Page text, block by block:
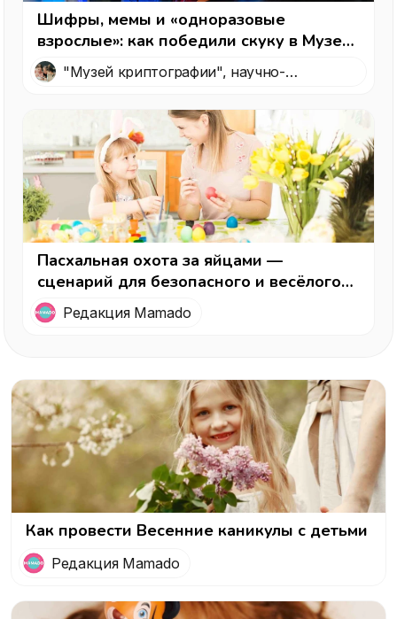
Шифры, мемы и «одноразовые
взрослые»: как победили скуку в Музее
криптографии — интересный вариант,
куда пойти с детьми в Москве
"Музей криптографии", научно-
Пасхальная охота за яйцами —
сценарий для безопасного и весёлого
праздника
Редакция Mamado
Как провести Весенние каникулы с детьми
Редакция Mamado